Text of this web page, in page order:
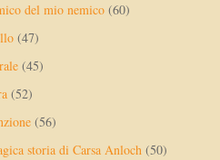
del mio nemico (60)
(47)
(45)
(52)
(56)
storia di Carsa Anloch (50)